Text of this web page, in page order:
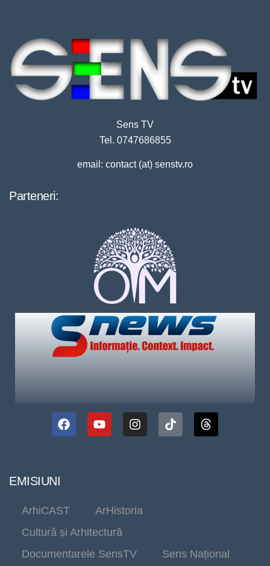
Sens TV
Tel. 0747686855
email: contact (at) senstv.ro
Parteneri:
EMISIUNI
ArhiCAST
ArHistoria
Cultură și Arhitectură
Documentarele SensTV
Sens Național